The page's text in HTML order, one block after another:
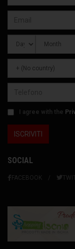
I agree with the
SOCIAL
FACEBOOK